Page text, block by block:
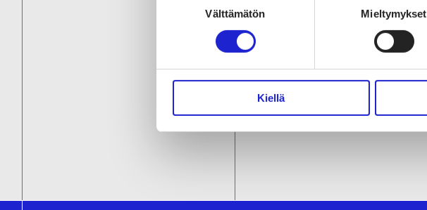
Välttämätön Mieltymykset
Kiellä